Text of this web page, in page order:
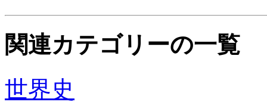
関連カテゴリーの一覧
世界史